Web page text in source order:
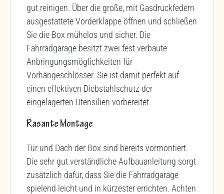
gut reinigen. Über die große, mit Gasdruckfedern
ausgestattete Vorderklappe öffnen und schließen
Sie die Box mühelos und sicher. Die
Fahrradgarage besitzt zwei fest verbaute
Anbringungsmöglichkeiten für
Vorhängeschlösser. Sie ist damit perfekt auf
einen effektiven Diebstahlschutz der
eingelagerten Utensilien vorbereitet.
Rasante Montage
Tür und Dach der Box sind bereits vormontiert.
Die sehr gut verständliche Aufbauanleitung sorgt
zusätzlich dafür, dass Sie die Fahrradgarage
spielend leicht und in kürzester errichten. Achten